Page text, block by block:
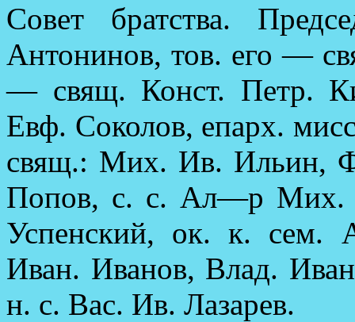
Совет братства.
Антонинов, тов. его —
— свящ. Конст. Петр.
Евф. Соколов, епарх.
свящ.: Мих. Ив. Ильин,
Попов, с. с. Ал—р Мих.
Успенский, ок. к. сем.
Иван. Иванов, Влад.
н. с. Вас. Ив. Лазарев.